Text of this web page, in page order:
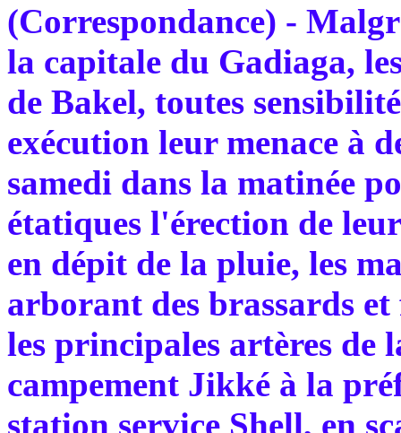
(Correspondance) -
la capitale du Gadiaga,
de Bakel, toutes
exécution leur menace à
samedi dans la matinée
étatiques l'érection de
en dépit de la pluie, les
arborant des brassards
les principales artères
campement Jikké à la
station service Shell, en